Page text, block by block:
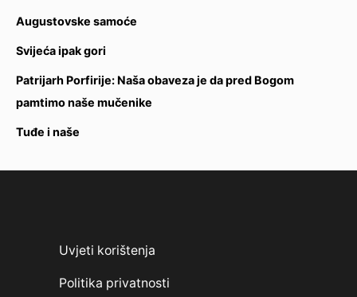
Augustovske samoće
Svijeća ipak gori
Patrijarh Porfirije: Naša obaveza je da pred Bogom
pamtimo naše mučenike
Tuđe i naše
Uvjeti korištenja
Politika privatnosti